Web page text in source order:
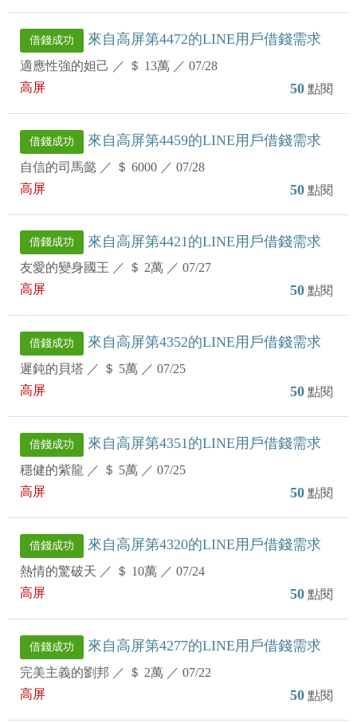
借錢成功 來自高屏第4472的LINE用戶借錢需求
適應性強的妲己 ／ ＄ 13萬 ／ 07/28
高屏
50 點閱
借錢成功 來自高屏第4459的LINE用戶借錢需求
自信的司馬懿 ／ ＄ 6000 ／ 07/28
高屏
50 點閱
借錢成功 來自高屏第4421的LINE用戶借錢需求
友愛的變身國王 ／ ＄ 2萬 ／ 07/27
高屏
50 點閱
借錢成功 來自高屏第4352的LINE用戶借錢需求
遲鈍的貝塔 ／ ＄ 5萬 ／ 07/25
高屏
50 點閱
借錢成功 來自高屏第4351的LINE用戶借錢需求
穩健的紫龍 ／ ＄ 5萬 ／ 07/25
高屏
50 點閱
借錢成功 來自高屏第4320的LINE用戶借錢需求
熱情的驚破天 ／ ＄ 10萬 ／ 07/24
高屏
50 點閱
借錢成功 來自高屏第4277的LINE用戶借錢需求
完美主義的劉邦 ／ ＄ 2萬 ／ 07/22
高屏
50 點閱